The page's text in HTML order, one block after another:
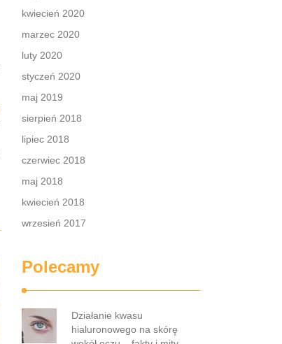
kwiecień 2020
marzec 2020
luty 2020
styczeń 2020
maj 2019
sierpień 2018
lipiec 2018
czerwiec 2018
maj 2018
kwiecień 2018
wrzesień 2017
Polecamy
Działanie kwasu
hialuronowego na skórę